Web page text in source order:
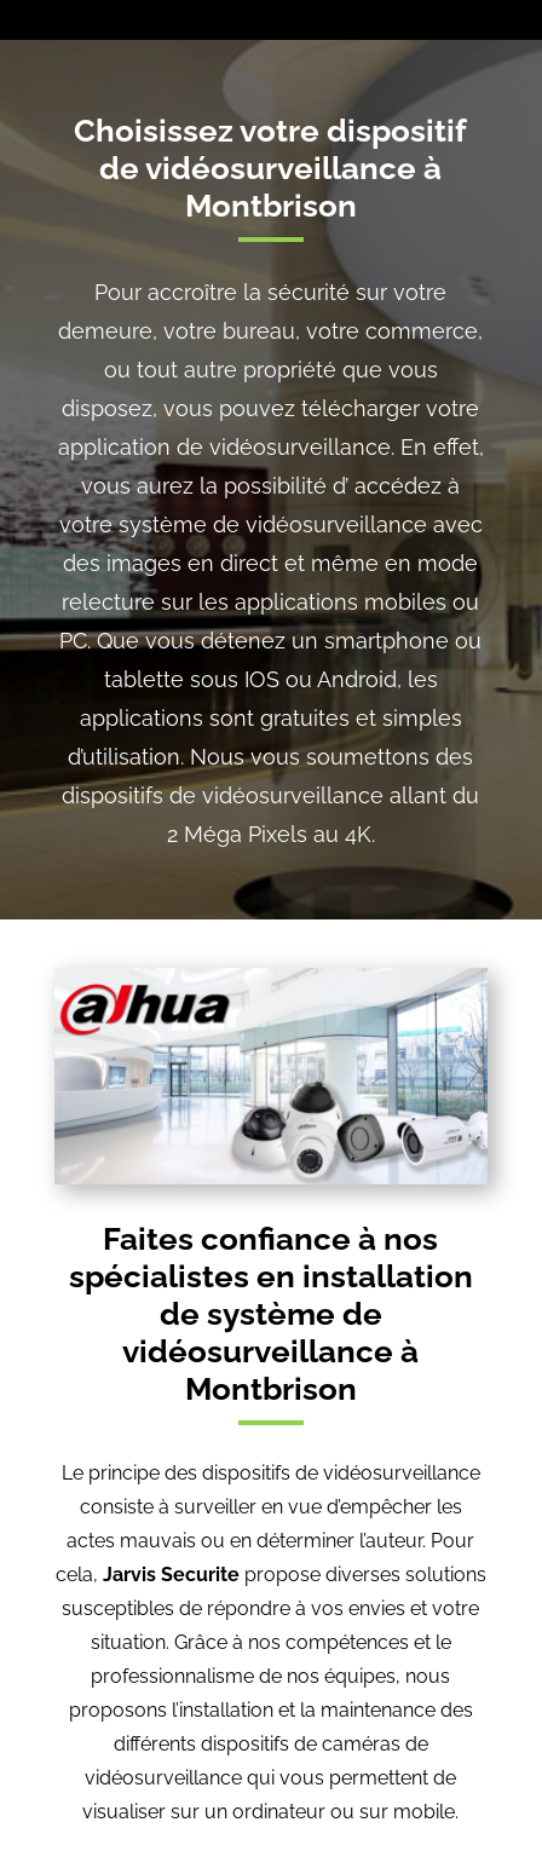
Choisissez votre dispositif
de vidéosurveillance à
Montbrison
Pour accroître la sécurité sur votre
demeure, votre bureau, votre commerce,
ou tout autre propriété que vous
disposez, vous pouvez télécharger votre
application de vidéosurveillance. En effet,
vous aurez la possibilité d’ accédez à
votre système de vidéosurveillance avec
des images en direct et même en mode
relecture sur les applications mobiles ou
PC. Que vous détenez un smartphone ou
tablette sous IOS ou Android, les
applications sont gratuites et simples
d’utilisation. Nous vous soumettons des
dispositifs de vidéosurveillance allant du
2 Méga Pixels au 4K.
Faites confiance à nos
spécialistes en installation
de système de
vidéosurveillance à
Montbrison
Le principe des dispositifs de vidéosurveillance
consiste à surveiller en vue d’empêcher les
actes mauvais ou en déterminer l’auteur. Pour
cela, Jarvis Securitepropose diverses solutions
susceptibles de répondre à vos envies et votre
situation. Grâce à nos compétences et le
professionnalisme de nos équipes, nous
proposons l’installation et la maintenance des
différents dispositifs de caméras de
vidéosurveillance qui vous permettent de
visualiser sur un ordinateur ou sur mobile.